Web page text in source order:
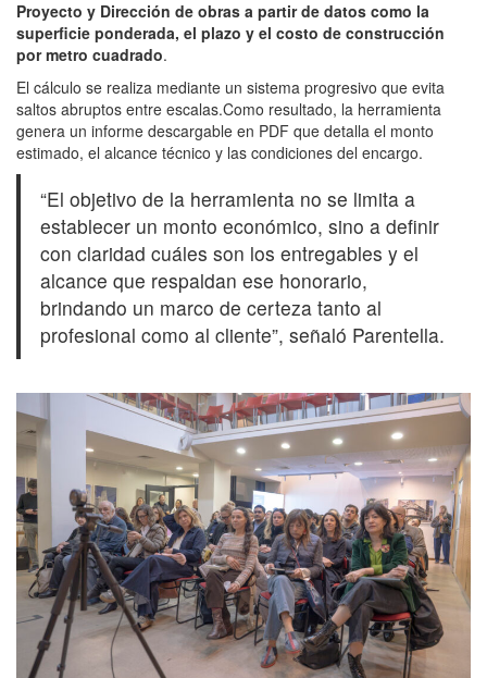
Proyecto y Dirección de obras a partir de datos como la
superficie ponderada, el plazo y el costo de construcción
por metro cuadrado.
El cálculo se realiza mediante un sistema progresivo que evita
saltos abruptos entre escalas.Como resultado, la herramienta
genera un informe descargable en PDF que detalla el monto
estimado, el alcance técnico y las condiciones del encargo.
“El objetivo de la herramienta no se limita a
establecer un monto económico, sino a definir
con claridad cuáles son los entregables y el
alcance que respaldan ese honorario,
brindando un marco de certeza tanto al
profesional como al cliente”, señaló Parentella.